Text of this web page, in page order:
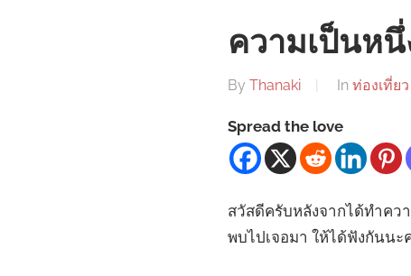
ความเป็นหนึ่
By Thanaki In ท่องเที่ยว
Spread the love
สวัสดีครับหลังจากได้ทำคว
พบไปเจอมา ให้ได้ฟังกันนะ